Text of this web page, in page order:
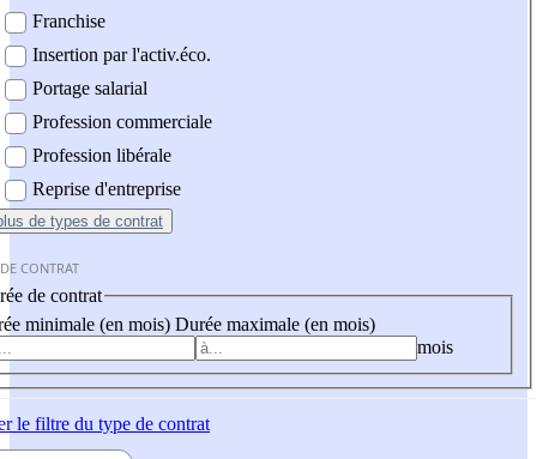
Franchise
Insertion par l'activ.éco.
Portage salarial
Profession commerciale
Profession libérale
Reprise d'entreprise
de types de contrat
CONTRAT
de contrat
minimale (en mois) Durée maximale (en mois)
mois
le filtre du type de contrat